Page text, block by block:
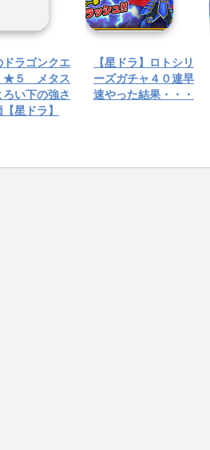
ドラゴンクエ
★５ メタス
ろい下の強さ
星ドラ】
【星ドラ】ロトシリ
ーズガチャ４０連早
速やった結果・・・